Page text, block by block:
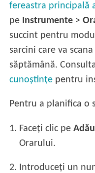
fereastra principală
pe Instrumente >
succint pentru
sarcini care va
săptămână.
cunoștințe pentru
Pentru a planifica o
1. Faceți clic pe
Orarului.
2. Introduceți un